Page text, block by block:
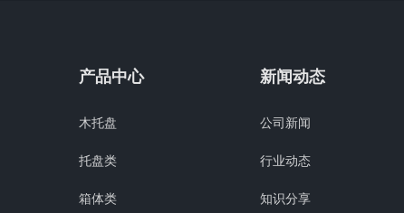
产品中心
木托盘
托盘类
箱体类
新闻动态
公司新闻
行业动态
知识分享